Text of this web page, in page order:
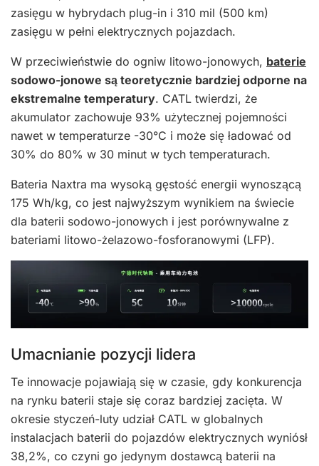
zasięgu w hybrydach plug-in i 310 mil (500 km)
zasięgu w pełni elektrycznych pojazdach.
W przeciwieństwie do ogniw litowo-jonowych, baterie
sodowo-jonowe są teoretycznie bardziej odporne na
ekstremalne temperatury. CATL twierdzi, że
akumulator zachowuje 93% użytecznej pojemności
nawet w temperaturze -30°C i może się ładować od
30% do 80% w 30 minut w tych temperaturach.
Bateria Naxtra ma wysoką gęstość energii wynoszącą
175 Wh/kg, co jest najwyższym wynikiem na świecie
dla baterii sodowo-jonowych i jest porównywalne z
bateriami litowo-żelazowo-fosforanowymi (LFP).
Umacnianie pozycji lidera
Te innowacje pojawiają się w czasie, gdy konkurencja
na rynku baterii staje się coraz bardziej zacięta. W
okresie styczeń-luty udział CATL w globalnych
instalacjach baterii do pojazdów elektrycznych wyniósł
38,2%, co czyni go jedynym dostawcą baterii na